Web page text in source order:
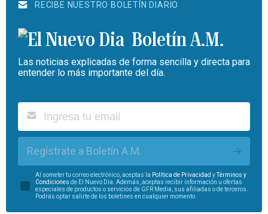
RECIBE NUESTRO BOLETÍN DIARIO
Boletín A.M.
Las noticias explicadas de forma sencilla y directa para
entender lo más importante del día.
Regístrate a Boletín A.M.
Al someter tu correo electrónico, aceptas la Política de Privacidad yTérminos y
Condiciones de El Nuevo Día. Además, aceptas recibir información u ofertas
especiales de productos o servicios de GFR Media, sus afiliadas o de terceros.
Podrás optar salirte de los boletines en cualquier momento.